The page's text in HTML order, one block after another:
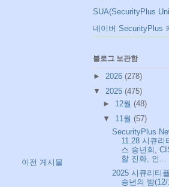
이전 게시물
SUA(SecurityPlus
네이버 SecurityPlus
블로그 보관함
► 2026 (278)
▼ 2025 (475)
► 12월 (48)
▼ 11월 (57)
SecurityPlus
11.28 시큐리
스 송년회,
할 진화, 인...
2025 시큐리티
송년의 밤